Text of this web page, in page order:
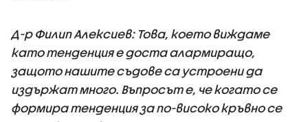
Д-р Филип Алексиев: Това, което виждаме
като тенденция е доста алармиращо,
защото нашите съдове са устроени да
издържат много. Въпросът е, че когато се
формира тенденция за по-високо кръвно се